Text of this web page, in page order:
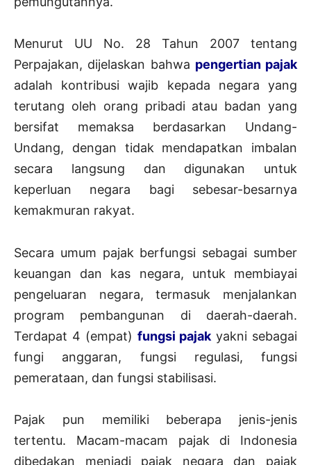
Menurut UU No. 28 Tahun 2007 tentang
Perpajakan, dijelaskan bahwa pengertian pajak
adalah kontribusi wajib kepada negara yang
terutang oleh orang pribadi atau badan yang
bersifat memaksa berdasarkan Undang-
Undang, dengan tidak mendapatkan imbalan
secara langsung dan digunakan untuk
keperluan negara bagi sebesar-besarnya
kemakmuran rakyat.
Secara umum pajak berfungsi sebagai sumber
keuangan dan kas negara, untuk membiayai
pengeluaran negara, termasuk menjalankan
program pembangunan di daerah-daerah.
Terdapat 4 (empat) fungsi pajak yakni sebagai
fungi anggaran, fungsi regulasi, fungsi
pemerataan, dan fungsi stabilisasi.
Pajak pun memiliki beberapa jenis-jenis
tertentu. Macam-macam pajak di Indonesia
dibedakan menjadi pajak negara dan pajak